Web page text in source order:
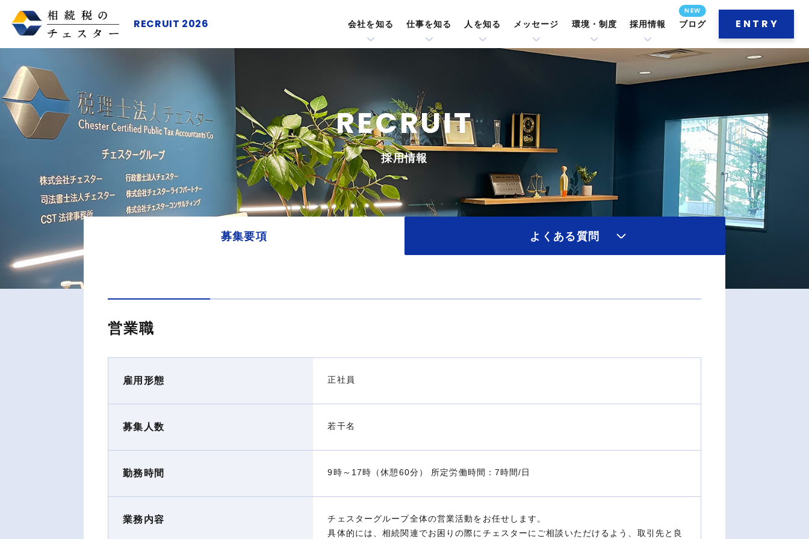
RECRUIT 2026 会社を知る 仕事を知る 人を知る メッセージ 環境・制度 採用情報 ブログ ENTRY
RECRUIT
採用情報
募集要項 よくある質問
営業職
雇用形態 正社員
募集人数 若干名
勤務時間 9時～17時（休憩60分） 所定労働時間：7時間/日
業務内容
チェスターグループ全体の営業活動をお任せします。
具体的には、相続関連でお困りの際にチェスターにご相談いただけるよう、取引先と良